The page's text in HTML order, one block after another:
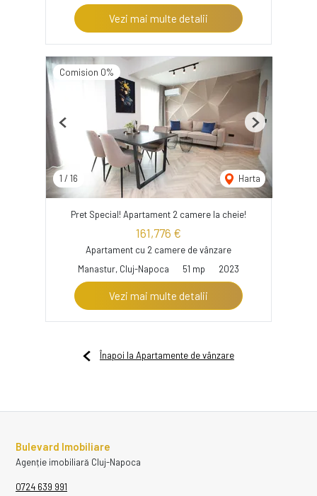
Vezi mai multe detalii
Comision 0%
1 / 16 Harta
Previous Next
Pret Special! Apartament 2 camere la cheie!
161,776 €
Apartament cu 2 camere de vânzare
Manastur, Cluj-Napoca
51 mp 2023
Vezi mai multe detalii
Înapoi la Apartamente de vânzare
Bulevard Imobiliare
Agenție imobiliară Cluj-Napoca
0724 639 991